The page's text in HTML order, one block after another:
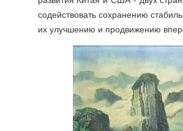
содействовать сохранению
их улучшению и продвижению